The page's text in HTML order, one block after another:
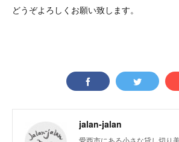
どうぞよろしくお願い致します。
jalan-jalan
愛西市にある小さな貸し切り